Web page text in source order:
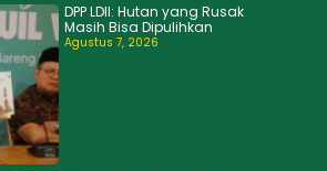
DPP LDII: Hutan yang Rusak
Masih Bisa Dipulihkan
Agustus 7, 2026